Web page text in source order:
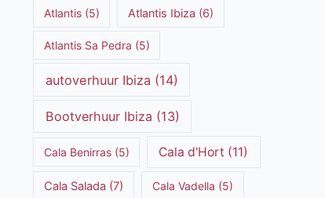
Atlantis(5) Atlantis Ibiza (6)
Atlantis Sa Pedra (5)
autoverhuur Ibiza (14)
Bootverhuur Ibiza (13)
Cala Benirras(5) Cala d'Hort (11)
Cala Salada (7) Cala Vadella (5)